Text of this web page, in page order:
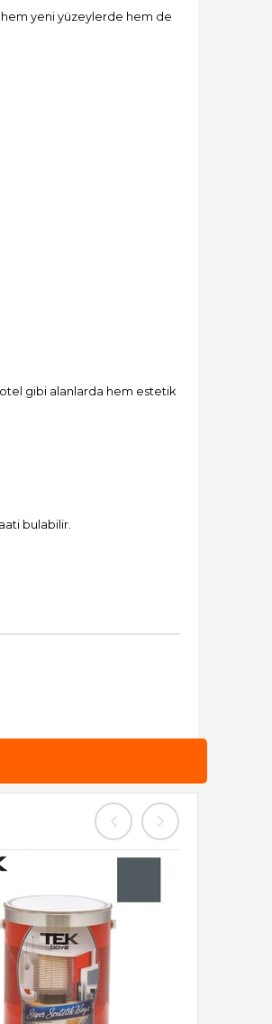
hem yeni yüzeylerde hem de
gibi alanlarda hem estetik
bulabilir.